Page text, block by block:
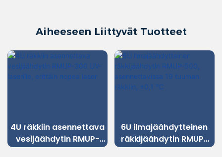
Aiheeseen Liittyvät Tuotteet
4U räkkiin asennettava
vesijäähdytin RMUP-
300 UV-laserille,
6U ilmajäähdytteinen
räkkijäähdytin RMUP-
500, asennettavissa 19